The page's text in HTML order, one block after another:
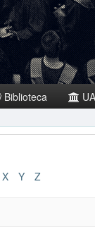
Biblioteca
X Y Z